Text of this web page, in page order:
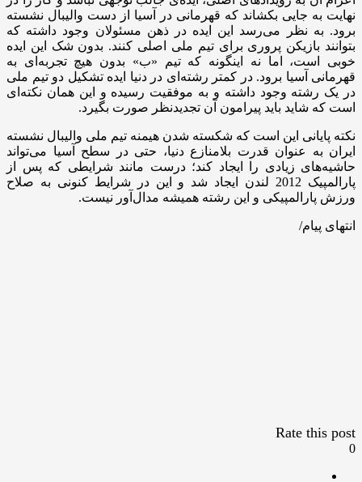
نهایت به جایی بکشاند که قهرمانی در آسیا از دست والیبال نشسته
برود. به نظر می‌رسد این ایده در ذهن مسئولان وجود داشته که
بتوانند بازیکن پروری برای تیم ملی اصلی کنند. بدون شک این ایده
خوبی است، اما نه اینگونه که تیم «ب» بدون هیچ تجربه‌ای به
قهرمانی آسیا برود. در کمتر رشته‌ای در دنیا ایده تشکیل دو تیم ملی
در یک رشته وجود داشته و به موفقیت رسیده و این همان نکته‌ای
است که شاید باید پیرامون آن تجدیدنظر صورت بگیرد.
نکته پایانی این است که شکسته شدن هیمنه تیم ملی والیبال نشسته
ایران به عنوان قدرت بلامنازع دنیا، حتی در سطح آسیا می‌تواند
حاشیه‌های زیادی را ایجاد کند؛ درست مانند شرایطی که پس از
پارالمپیک 2012 لندن ایجاد شد و این در شرایط کنونی به صلاح
ورزش پارالمپیکی و این رشته همیشه مدال‌آور نیست.
انتهای پیام/
Rate this post
0